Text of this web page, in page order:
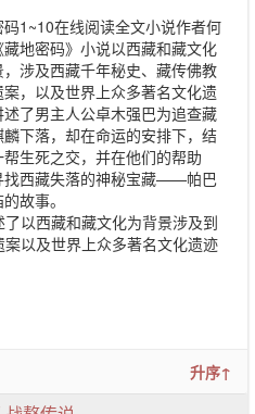
码1~10在线阅读全文小说作者何
地密码》小说以西藏和藏文化
，涉及西藏千年秘史、藏传佛教
案，以及世界上众多著名文化遗
了男主人公卓木强巴为追查藏
下落，却在命运的安排下，结
生死之交，并在他们的帮助
找西藏失落的神秘宝藏——帕巴
故事。
以西藏和藏文化为背景涉及到
以及世界上众多著名文化遗迹
升序↑